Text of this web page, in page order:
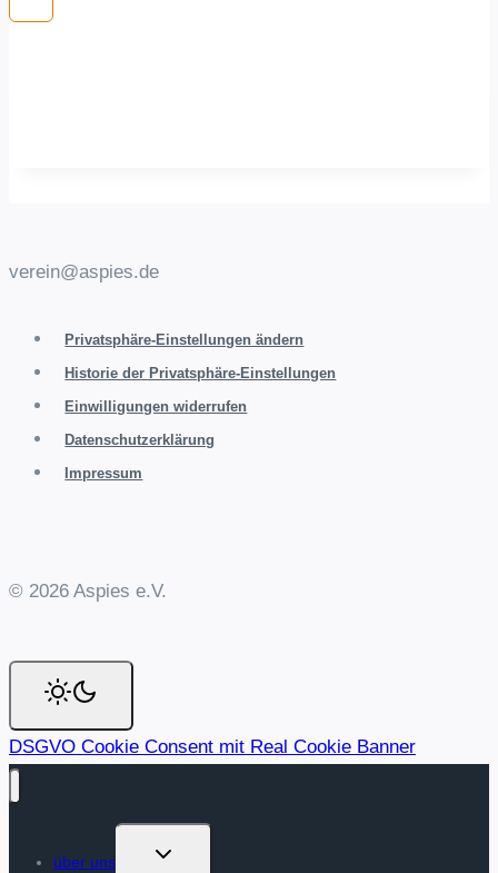
verein@aspies.de
Privatsphäre-Einstellungen ändern
Historie der Privatsphäre-Einstellungen
Einwilligungen widerrufen
Datenschutzerklärung
Impressum
© 2026 Aspies e.V.
DSGVO Cookie Consent mit Real Cookie Banner
über uns
Untermenü